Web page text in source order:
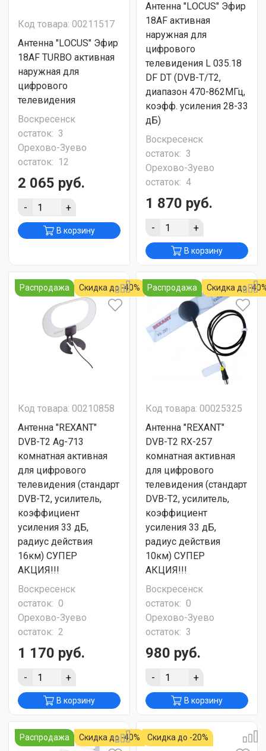
Код товара: 00211517
Антенна "LОСUS" Эфир
18АF TURBO активная
наружная для
цифрового
телевидения
Воскресенск
остаток: 3
Орехово-Зуево
остаток: 12
2 065 руб.
- +
В корзину
Антенна "LОСUS" Эфир
18АF активная
наружная для
цифрового
телевидения L 035.18
DF DT (DVB-T/T2,
диапазон 470-862МГц,
коэфф. усиления 28-33
дБ)
Воскресенск
остаток: 3
Орехово-Зуево
остаток: 4
1 870 руб.
- +
В корзину
Распродажа Скидка до -40%
Код товара: 00210858
Антенна "REXANT"
DVB-T2 Ag-713
комнатная активная
для цифрового
телевидения (стандарт
DVB-T2, усилитель,
коэффициент
усиления 33 дБ,
радиус действия
16км) СУПЕР
АКЦИЯ!!!
Воскресенск
остаток: 0
Орехово-Зуево
остаток: 2
1 170 руб.
- +
В корзину
Распродажа Скидка до -
Код товара: 00025325
Антенна "REXANT"
DVB-T2 RX-257
комнатная активная
для цифрового
телевидения (стандарт
DVB-T2, усилитель,
коэффициент
усиления 33 дБ,
радиус действия
10км) СУПЕР
АКЦИЯ!!!
Воскресенск
остаток: 0
Орехово-Зуево
остаток: 3
980 руб.
- +
В корзину
Распродажа Скидка до -40% Скидка до -20%